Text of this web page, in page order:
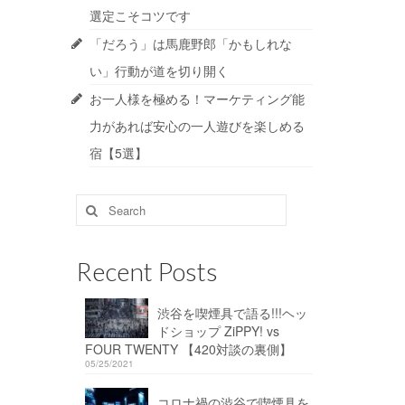
選定こそコツです
「だろう」は馬鹿野郎「かもしれな
い」行動が道を切り開く
お一人様を極める！マーケティング能
力があれば安心の一人遊びを楽しめる
宿【5選】
Search
for:
Recent Posts
渋谷を喫煙具で語る!!!ヘッ
ドショップ ZiPPY! vs
FOUR TWENTY 【420対談の裏側】
05/25/2021